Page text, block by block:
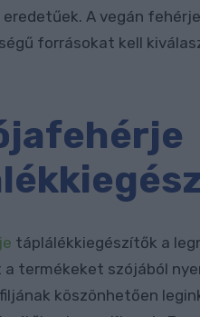
A vegán
forrásokat kell
táplálékkiegészítők a
a termékeket szójából
köszönhetően